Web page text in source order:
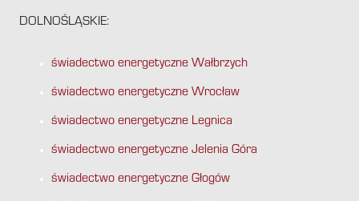
DOLNOŚLĄSKIE:
świadectwo energetyczne Wałbrzych
świadectwo energetyczne Wrocław
świadectwo energetyczne Legnica
świadectwo energetyczne Jelenia Góra
świadectwo energetyczne Głogów